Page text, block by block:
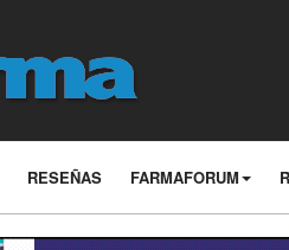
RESEÑAS FARMAFORUM